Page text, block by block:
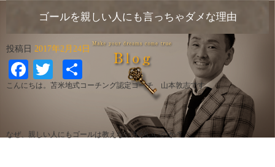
ゴールを親しい人にも言っちゃダメな理由
投稿日 2017年2月24日
Facebook
Twitter
有
こんにちは。苫米地式コーチング認定コーチ 山本敦志です。
なぜ、親しい人にもゴールは教えない方がいいのか？